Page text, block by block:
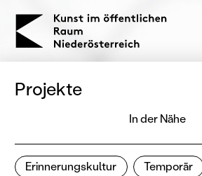
KOERNOE
Projekte
1 von 676 Projekten
In der Nähe
Erinnerungskultur Temporär
Ergebnisse filtern